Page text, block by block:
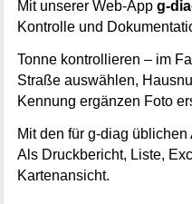
Mit unserer Web-Appg-
Kontrolle und
Tonne kontrollieren – im
Straße auswählen,
Kennung ergänzen Foto
Mit den für g-diag
Als Druckbericht, Liste,
Kartenansicht.